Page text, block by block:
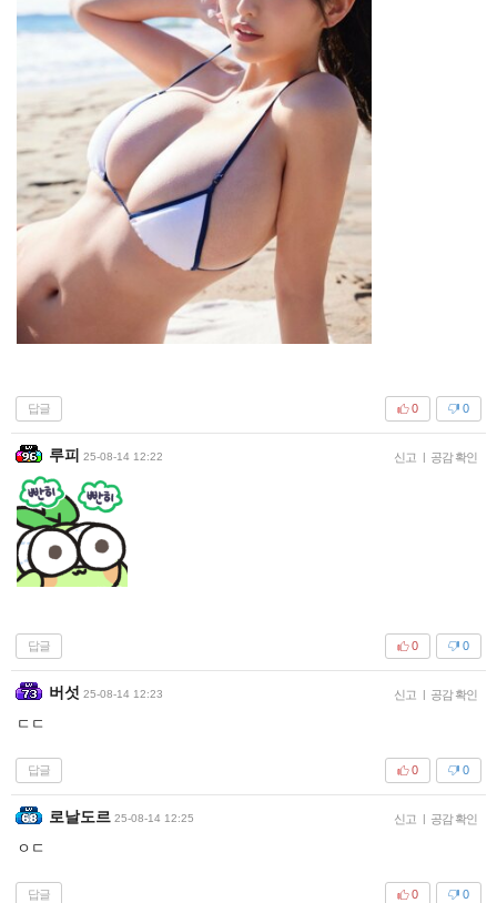
답글 0
0
루피 25-08-14 12:22 신고 | 공감 확인
답글 0
0
버섯 25-08-14 12:23 신고 | 공감 확인
ㄷㄷ
답글 0
0
로날도르 25-08-14 12:25 신고 | 공감 확인
ㅇㄷ
답글 0
0